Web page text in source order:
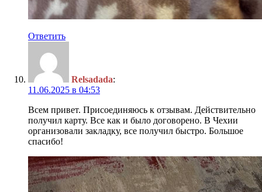
Ответить
Relsadada:
11.06.2025 в 04:53
Всем привет. Присоединяюсь к отзывам. Действительно
получил карту. Все как и было договорено. В Чехии
организовали закладку, все получил быстро. Большое
спасибо!